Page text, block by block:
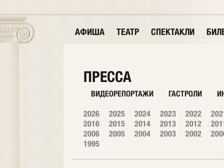
АФИША ТЕАТР СПЕКТАКЛИ
ПРЕССА
ВИДЕОРЕПОРТАЖИ ГАСТРОЛИ
2026 2025 2024 2023 2022
2016
2015 2014 2013 2012
2006
2005 2004 2003 2002
1995